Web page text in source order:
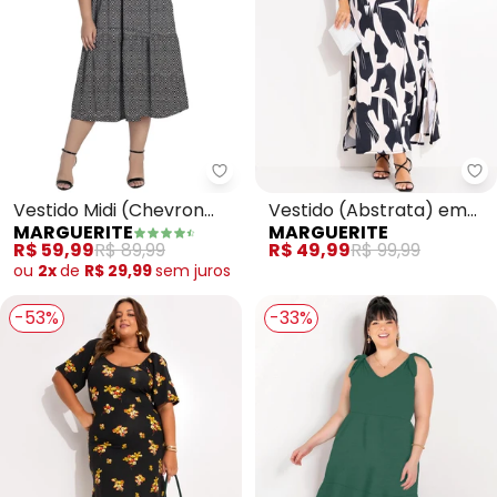
Marguerite - Vestido Midi
Vestido Midi (Chevron
Preto) com Babados Plus
Size
MARGUERITE
R$ 59,99R$ 89,99
ou 2xde R$ 29,99sem juros
Vestido (Abstrata) em
Malha com Elastano
MARGUERITE
R$ 49,99R$ 99,99
-53% -33%